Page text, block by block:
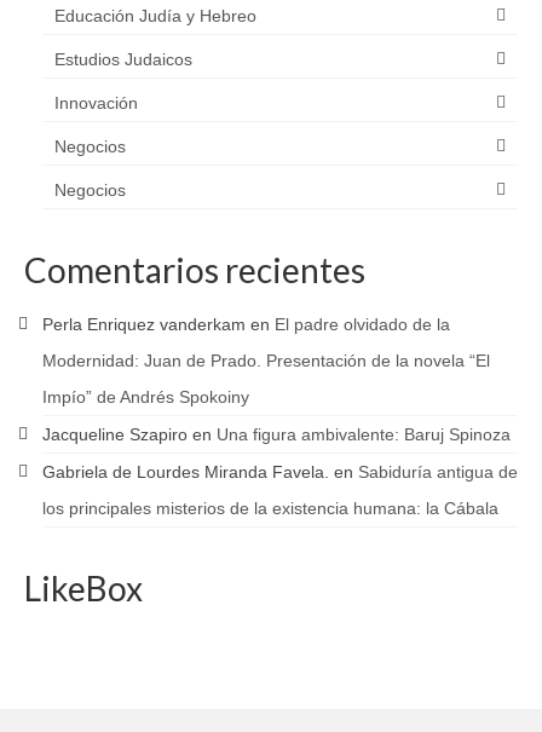
Educación Judía y Hebreo
Estudios Judaicos
Innovación
Negocios
Negocios
Comentarios recientes
Perla Enriquez vanderkam en El padre olvidado de la
Modernidad: Juan de Prado. Presentación de la novela “El
Impío” de Andrés Spokoiny
Jacqueline Szapiro en Una figura ambivalente: Baruj Spinoza
Gabriela de Lourdes Miranda Favela. en Sabiduría antigua de
los principales misterios de la existencia humana: la Cábala
LikeBox